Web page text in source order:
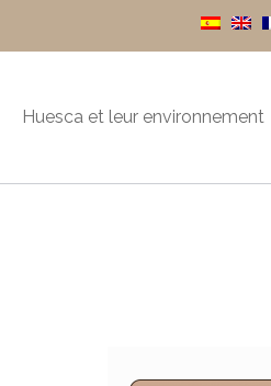
Huesca et leur environnement